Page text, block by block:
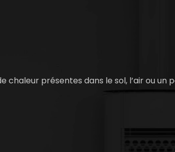
présentes dans le sol, l’air ou un